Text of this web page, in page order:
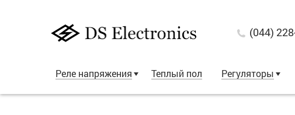
(044)
Реле напряжения Теплый пол Регуляторы